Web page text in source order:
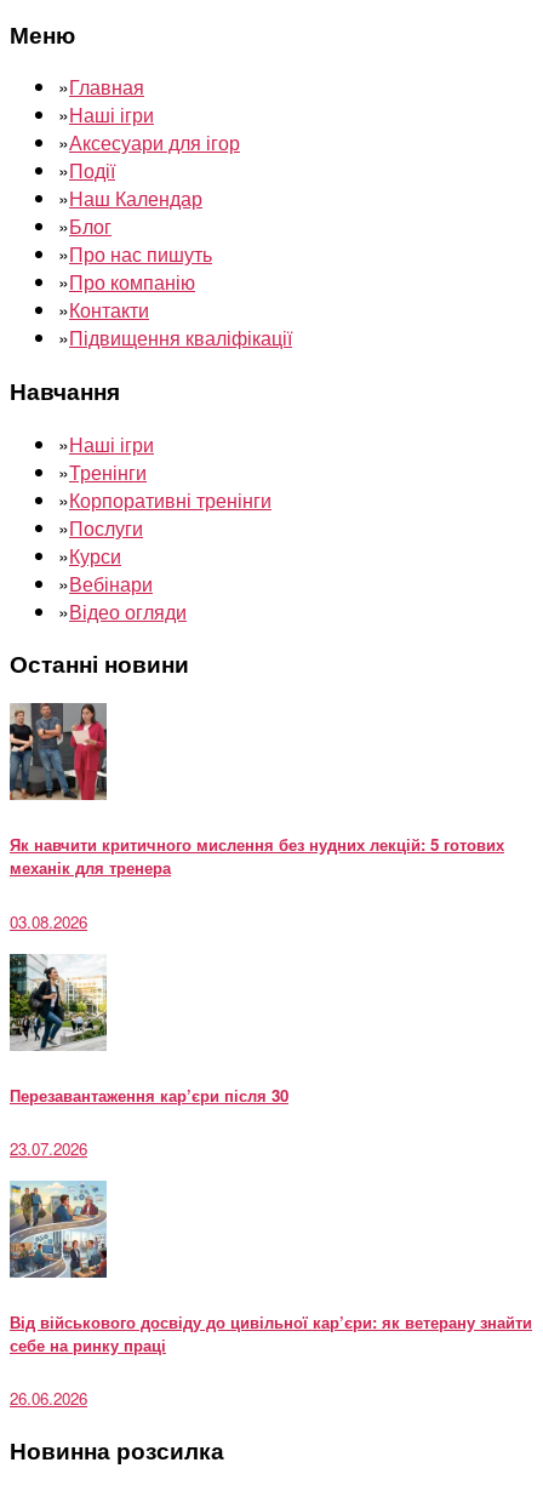
Меню
»Главная
»Наші ігри
»Аксесуари для ігор
»Події
»Наш Календар
»Блог
»Про нас пишуть
»Про компанію
»Контакти
»Підвищення кваліфікації
Навчання
»Наші ігри
»Тренінги
»Корпоративні тренінги
»Послуги
»Курси
»Вебінари
»Відео огляди
Останні новини
Як навчити критичного мислення без нудних лекцій: 5 готових
механік для тренера
03.08.2026
Перезавантаження кар’єри після 30
23.07.2026
Від військового досвіду до цивільної кар’єри: як ветерану знайти
себе на ринку праці
26.06.2026
Новинна розсилка